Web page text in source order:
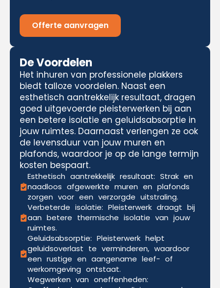
Offerte aanvragen
De Voordelen
Het inhuren van professionele plakkers
biedt talloze voordelen. Naast een
esthetisch aantrekkelijk resultaat, dragen
goed uitgevoerde pleisterwerken bij aan
een betere isolatie en geluidsabsorptie in
jouw ruimtes. Daarnaast verlengen ze ook
de levensduur van jouw muren en
plafonds, waardoor je op de lange termijn
kosten bespaart.
Esthetisch aantrekkelijk resultaat: Strak en
naadloos afgewerkte muren en plafonds
zorgen voor een verzorgde uitstraling.
Verbeterde isolatie: Pleisterwerk draagt bij
aan betere thermische isolatie van jouw
ruimtes.
Geluidsabsorptie: Pleisterwerk helpt
geluidsoverlast te verminderen, waardoor
een rustige en aangename leef- of
werkomgeving ontstaat.
Wegwerken van oneffenheden: